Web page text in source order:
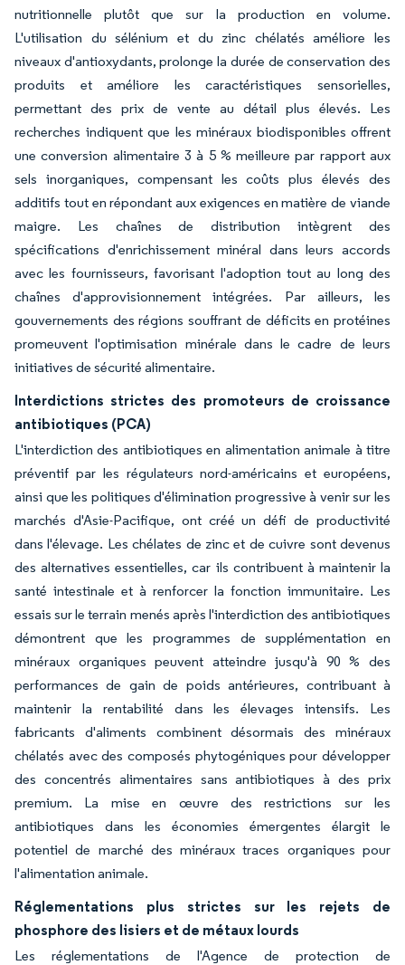
nutritionnelle plutôt que sur la production en volume.
L'utilisation du sélénium et du zinc chélatés améliore les
niveaux d'antioxydants, prolonge la durée de conservation des
produits et améliore les caractéristiques sensorielles,
permettant des prix de vente au détail plus élevés. Les
recherches indiquent que les minéraux biodisponibles offrent
une conversion alimentaire 3 à 5 % meilleure par rapport aux
sels inorganiques, compensant les coûts plus élevés des
additifs tout en répondant aux exigences en matière de viande
maigre. Les chaînes de distribution intègrent des
spécifications d'enrichissement minéral dans leurs accords
avec les fournisseurs, favorisant l'adoption tout au long des
chaînes d'approvisionnement intégrées. Par ailleurs, les
gouvernements des régions souffrant de déficits en protéines
promeuvent l'optimisation minérale dans le cadre de leurs
initiatives de sécurité alimentaire.
Interdictions strictes des promoteurs de croissance
antibiotiques (PCA)
L'interdiction des antibiotiques en alimentation animale à titre
préventif par les régulateurs nord-américains et européens,
ainsi que les politiques d'élimination progressive à venir sur les
marchés d'Asie-Pacifique, ont créé un défi de productivité
dans l'élevage. Les chélates de zinc et de cuivre sont devenus
des alternatives essentielles, car ils contribuent à maintenir la
santé intestinale et à renforcer la fonction immunitaire. Les
essais sur le terrain menés après l'interdiction des antibiotiques
démontrent que les programmes de supplémentation en
minéraux organiques peuvent atteindre jusqu'à 90 % des
performances de gain de poids antérieures, contribuant à
maintenir la rentabilité dans les élevages intensifs. Les
fabricants d'aliments combinent désormais des minéraux
chélatés avec des composés phytogéniques pour développer
des concentrés alimentaires sans antibiotiques à des prix
premium. La mise en œuvre des restrictions sur les
antibiotiques dans les économies émergentes élargit le
potentiel de marché des minéraux traces organiques pour
l'alimentation animale.
Réglementations plus strictes sur les rejets de
phosphore des lisiers et de métaux lourds
Les réglementations de l'Agence de protection de